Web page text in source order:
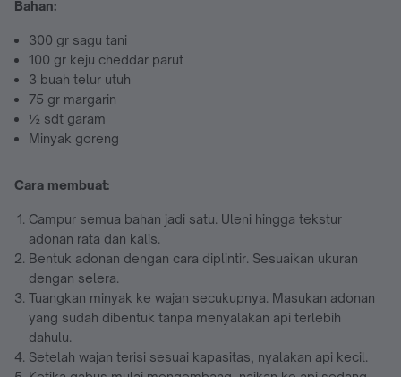
Bahan:
300 gr sagu tani
100 gr keju cheddar parut
3 buah telur utuh
75 gr margarin
½ sdt garam
Minyak goreng
Cara membuat:
Campur semua bahan jadi satu. Uleni hingga tekstur
adonan rata dan kalis.
Bentuk adonan dengan cara diplintir. Sesuaikan ukuran
dengan selera.
Tuangkan minyak ke wajan secukupnya. Masukan adonan
yang sudah dibentuk tanpa menyalakan api terlebih
dahulu.
Setelah wajan terisi sesuai kapasitas, nyalakan api kecil.